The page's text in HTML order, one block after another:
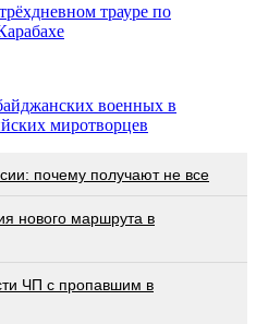
трауре по
военных в
миротворцев
почему получают не все
нового маршрута в
ЧП с пропавшим в